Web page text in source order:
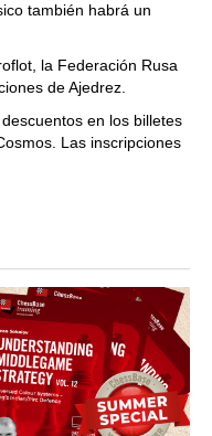
también habrá un
la Federación Rusa
de Ajedrez.
en los billetes
Las inscripciones